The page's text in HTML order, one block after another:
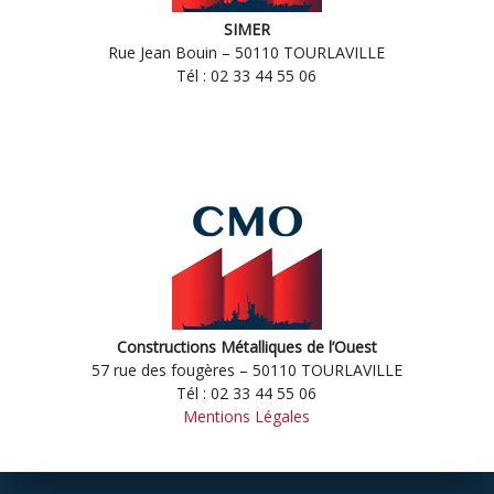
SIMER
Rue Jean Bouin – 50110 TOURLAVILLE
Tél : 02 33 44 55 06
Constructions Métalliques de l’Ouest
57 rue des fougères – 50110 TOURLAVILLE
Tél : 02 33 44 55 06
Mentions Légales